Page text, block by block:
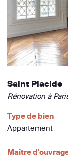
Saint Placide
Rénovation à
Type de bien
Appartement
Maître